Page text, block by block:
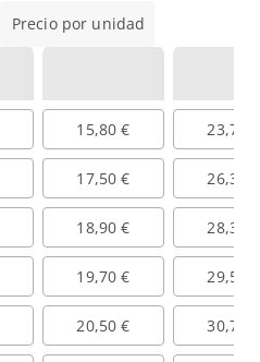
Precio por unidad
15,80 € 23,70 €
17,50 € 26,30 €
18,90 € 28,30 €
19,70 € 29,50 €
20,50 € 30,70 €